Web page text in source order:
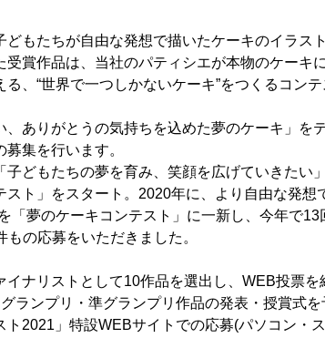
どもたちが自由な発想で描いたケーキのイラス
賞作品は、当社のパティシエが本物のケーキ
、“世界で一つしかないケーキ”をつくるコン
ありがとうの気持ちを込めた夢のケーキ」を
集を行います。
子どもたちの夢を育み、笑顔を広げていきたい
ト」をスタート。2020年に、より自由な発想
「夢のケーキコンテスト」に一新し、今年で
の応募をいただきました。
イナリストとして10作品を選出し、WEB投票
ランプリ・準グランプリ作品の発表・授賞式
2021」特設WEBサイトでの応募(パソコン・